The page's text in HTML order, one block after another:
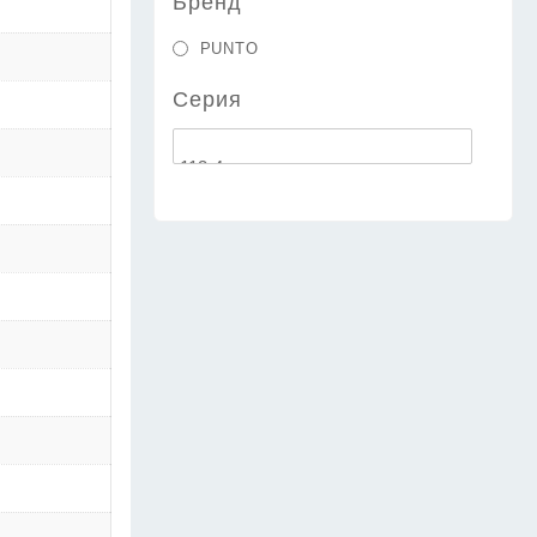
PUNTO
Серия